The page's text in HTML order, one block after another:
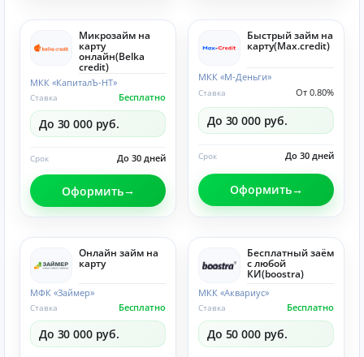
Микрозайм на
карту
онлайн(Belka
credit)
МКК «КапиталЪ-НТ»
Бесплатно
Ставка
До 30 000 руб.
До 30 дней
Срок
Оформить
Быстрый займ на
карту(Max.credit)
МКК «М-Деньги»
От 0.80%
Ставка
До 30 000 руб.
До 30 дней
Срок
Оформить
Онлайн займ на
карту
МФК «Займер»
Бесплатно
Ставка
До 30 000 руб.
Бесплатный заём
с любой
КИ(boostra)
МКК «Аквариус»
Бесплатно
Ставка
До 50 000 руб.